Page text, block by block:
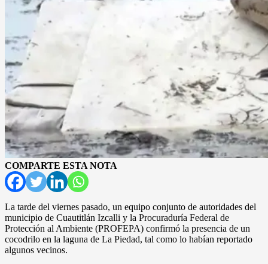
COMPARTE ESTA NOTA
La tarde del viernes pasado, un equipo conjunto de autoridades del
municipio de Cuautitlán Izcalli y la Procuraduría Federal de
Protección al Ambiente (PROFEPA) confirmó la presencia de un
cocodrilo en la laguna de La Piedad, tal como lo habían reportado
algunos vecinos.